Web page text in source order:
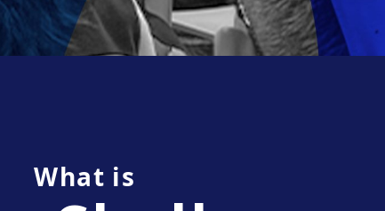
What is